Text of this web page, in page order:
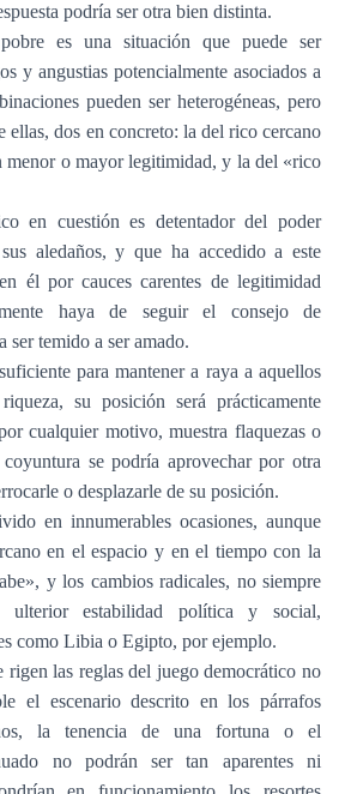
podría ser otra bien distinta.
es una situación que puede ser
y angustias potencialmente asociados a
pueden ser heterogéneas, pero
ellas, dos en concreto: la del rico cercano
menor o mayor legitimidad, y la del «rico
en cuestión es detentador del poder
aledaños, y que ha accedido a este
él por cauces carentes de legitimidad
haya de seguir el consejo de
ser temido a ser amado.
para mantener a raya a aquellos
su posición será prácticamente
cualquier motivo, muestra flaquezas o
se podría aprovechar por otra
o desplazarle de su posición.
en innumerables ocasiones, aunque
en el espacio y en el tiempo con la
y los cambios radicales, no siempre
ulterior estabilidad política y social,
como Libia o Egipto, por ejemplo.
rigen las reglas del juego democrático no
el escenario descrito en los párrafos
la tenencia de una fortuna o el
no podrán ser tan aparentes ni